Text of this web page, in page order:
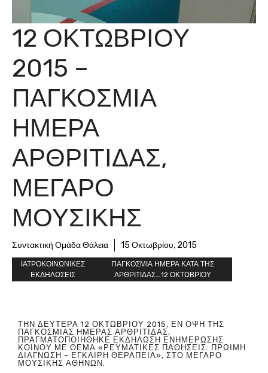
12 ΟΚΤΩΒΡΙΟΥ
2015 –
ΠΑΓΚΟΣΜΙΑ
ΗΜΕΡΑ
ΑΡΘΡΙΤΙΔΑΣ,
ΜΕΓΑΡΟ
ΜΟΥΣΙΚΗΣ
Συντακτική Ομάδα Θάλεια 15 Οκτωβρίου, 2015
ΙΑΤΡΟΚΟΙΝΩΝΙΚΕΣ
ΕΚΔΗΛΩΣΕΙΣ
ΠΑΓΚΟΣΜΙΑ ΗΜΕΡΑ ΚΑΤΑ ΤΗΣ
ΑΡΘΡΙΤΙΔΑΣ_12 ΟΚΤΩΒΡΙΟΥ
ΤΗΝ ΔΕΥΤΈΡΑ 12 ΟΚΤΩΒΡΊΟΥ 2015, ΕΝ ΌΨΗ ΤΗΣ
ΠΑΓΚΌΣΜΙΑΣ ΗΜΈΡΑΣ ΑΡΘΡΊΤΙΔΑΣ,
ΠΡΑΓΜΑΤΟΠΟΙΉΘΗΚΕ ΕΚΔΉΛΩΣΗ ΕΝΗΜΈΡΩΣΗΣ
ΚΟΙΝΟΎ ΜΕ ΘΈΜΑ «ΡΕΥΜΑΤΙΚΕΣ ΠΑΘΗΣΕΙΣ: ΠΡΩΙΜΗ
ΔΙΑΓΝΩΣΗ – ΕΓΚΑΙΡΗ ΘΕΡΑΠΕΙΑ», ΣΤΟ ΜΈΓΑΡΟ
ΜΟΥΣΙΚΉΣ ΑΘΗΝΏΝ.